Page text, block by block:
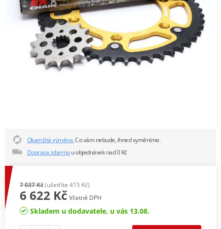
Okamžitá výměna.Co vám nebude, ihned vyměníme.
Doprava zdarma u objednávek nad 0 Kč
7 037 Kč(ušetříte 415 Kč)
6 622 Kč Včetně DPH
Skladem u dodavatele, u vás 13.08.